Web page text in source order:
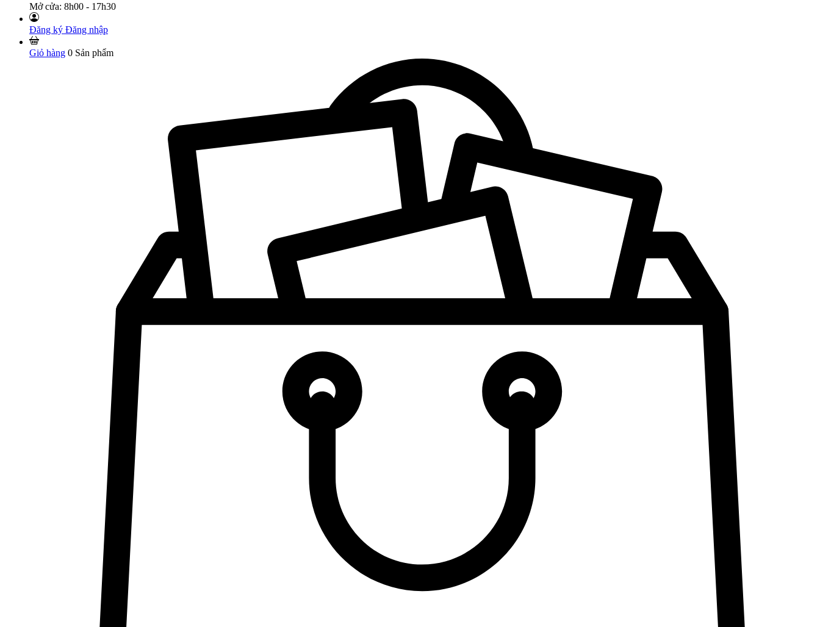
Mở cửa: 8h00 - 17h30
Đăng ký Đăng nhập
Giỏ hàng 0 Sản phẩm